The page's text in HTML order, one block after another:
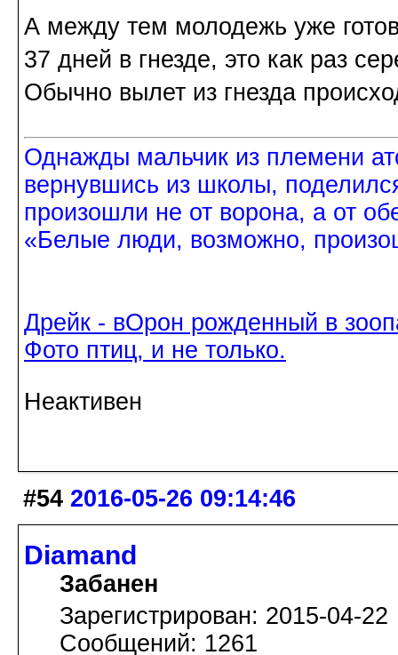
А между тем молодежь уже
37 дней в гнезде, это как раз
Обычно вылет из гнезда
Однажды мальчик из племени
вернувшись из школы,
произошли не от ворона, а от
«Белые люди, возможно,
Дрейк - вОрон рожденный в
Фото птиц, и не только.
Неактивен
#54 2016-05-26 09:14:46
Diamand
Забанен
Зарегистрирован: 2015-04-22
Сообщений: 1261